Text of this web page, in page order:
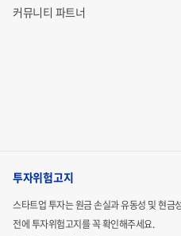
커뮤니티 파트너
투자위험고지
스타트업 투자는 원금 손실과 유동성 및 현금
전에 투자위험고지를 꼭 확인해주세요.